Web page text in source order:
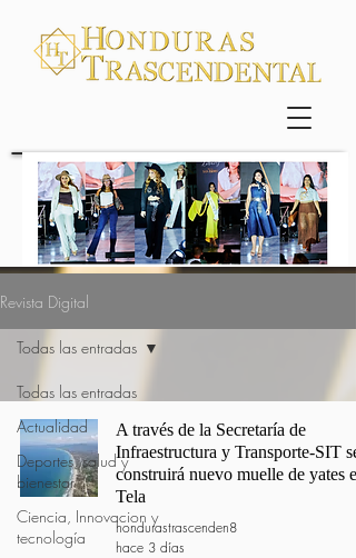
Revista Digital
Todas las entradas
Actualidad
Deportes, salud y
bienestar
Ciencia, Innovacion y
tecnología
Todas las entradas
A través de la Secretaría de
Infraestructura y Transporte-SIT se
construirá nuevo muelle de yates en
Tela
hondurastrascenden8
hace 3 días